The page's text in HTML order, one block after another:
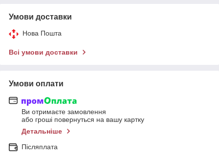
Умови доставки
Нова Пошта
Всі умови доставки
Умови оплати
Ви отримаєте замовлення
або гроші повернуться на вашу картку
Детальніше
Післяплата